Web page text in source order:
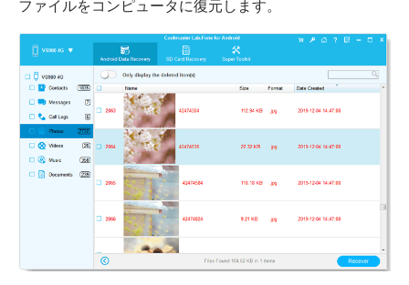
ファイルをコンピュータに復元します。